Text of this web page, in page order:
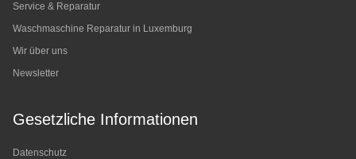
Service & Reparatur
Waschmaschine Reparatur in Luxemburg
Wir über uns
Newsletter
Gesetzliche Informationen
Datenschutz